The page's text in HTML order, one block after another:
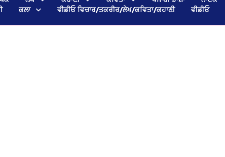
ਕਲਾ ਵੀਡੀਓ ਵਿਚਾਰ/ਤਕਰੀਰ/ਲੇਖ/ਕਵਿਤਾ/ਕਹਾਣੀ ਵੀਡੀਓ